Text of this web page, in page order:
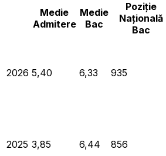
Medie
Admitere
Medie
Bac
Poziție
Națională
Bac
2026 5,40 6,33 935
2025 3,85 6,44 856